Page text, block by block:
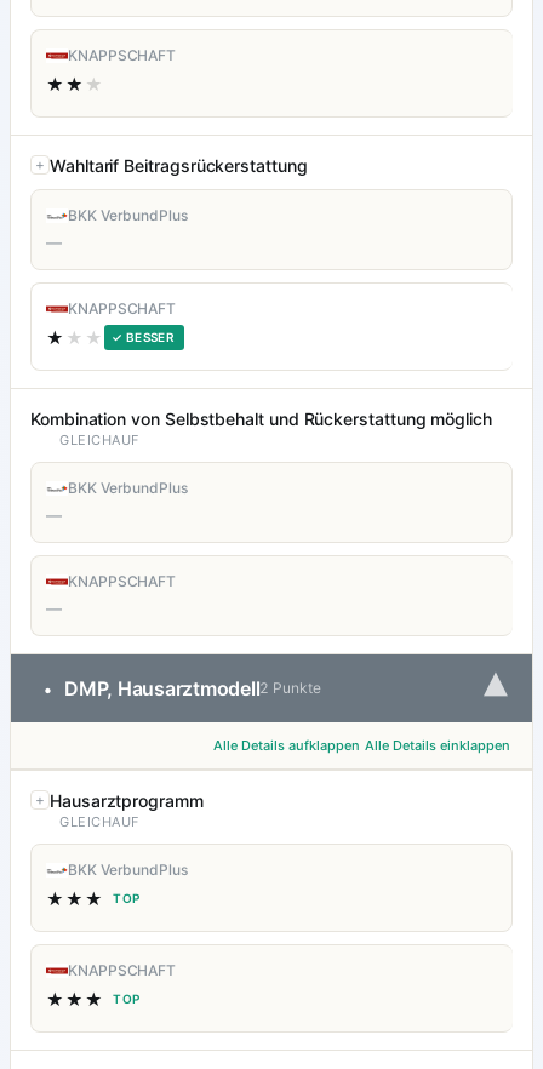
KNAPPSCHAFT
★★ ★
Wahltarif Beitragsrückerstattung
BKK VerbundPlus
—
KNAPPSCHAFT
★ ★★ ✓ BESSER
Kombination von Selbstbehalt und Rückerstattung möglich
GLEICHAUF
BKK VerbundPlus
—
KNAPPSCHAFT
—
• DMP, Hausarztmodell2 Punkte ▾
Alle Details aufklappen Alle Details einklappen
Hausarztprogramm
GLEICHAUF
BKK VerbundPlus
★★★ TOP
KNAPPSCHAFT
★★★ TOP